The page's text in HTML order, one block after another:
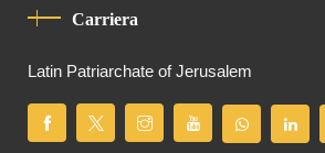
Carriera
Latin Patriarchate of Jerusalem